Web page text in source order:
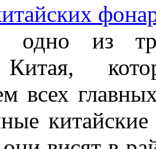
из
всех